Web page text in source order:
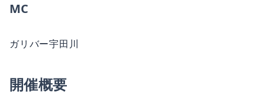
MC
ガリバー宇田川
開催概要